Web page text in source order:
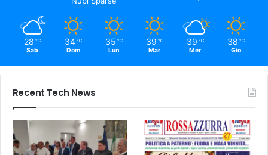
28 ℃
Sab
34 ℃
Dom
35 ℃
Lun
39 ℃
Mar
39 ℃
Mer
38 ℃
Gio
Recent Tech News